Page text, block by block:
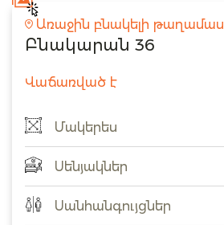
Առաջին բնակելի թաղամաս
Բնակարան 36
Վաճառված է
Մակերես
Սենյակներ
Սանհանգույցներ